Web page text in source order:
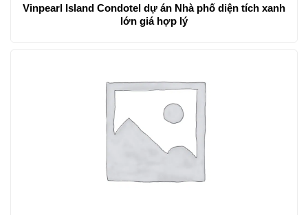
Vinpearl Island Condotel dự án Nhà phố diện tích xanh
lớn giá hợp lý